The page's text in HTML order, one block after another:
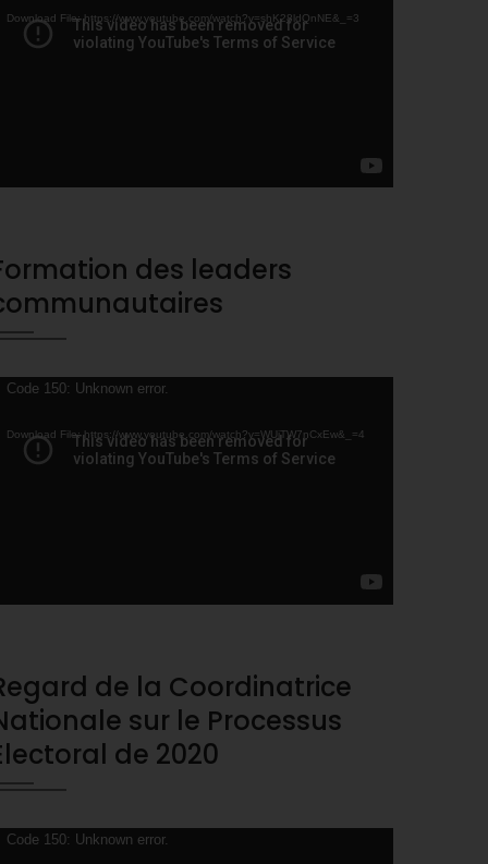
Download File: https://www.youtube.com/watch?v=shK28ldQnNE&_=3
des leaders
Video
Code 150: Unknown error.
Download File: https://www.youtube.com/watch?v=WUjTW7nCxEw&_=4
de la Coordinatrice
sur le Processus
de 2020
Video
Code 150: Unknown error.